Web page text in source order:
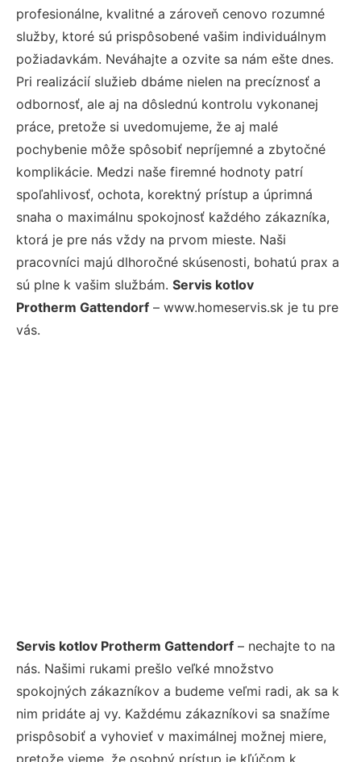
profesionálne, kvalitné a zároveň cenovo rozumné
služby, ktoré sú prispôsobené vašim individuálnym
požiadavkám. Neváhajte a ozvite sa nám ešte dnes.
Pri realizácií služieb dbáme nielen na precíznosť a
odbornosť, ale aj na dôslednú kontrolu vykonanej
práce, pretože si uvedomujeme, že aj malé
pochybenie môže spôsobiť nepríjemné a zbytočné
komplikácie. Medzi naše firemné hodnoty patrí
spoľahlivosť, ochota, korektný prístup a úprimná
snaha o maximálnu spokojnosť každého zákazníka,
ktorá je pre nás vždy na prvom mieste. Naši
pracovníci majú dlhoročné skúsenosti, bohatú prax a
sú plne k vašim službám. Servis kotlov
Protherm Gattendorf – www.homeservis.sk je tu pre
vás.
Servis kotlov Protherm Gattendorf – nechajte to na
nás. Našimi rukami prešlo veľké množstvo
spokojných zákazníkov a budeme veľmi radi, ak sa k
nim pridáte aj vy. Každému zákazníkovi sa snažíme
prispôsobiť a vyhovieť v maximálnej možnej miere,
pretože vieme, že osobný prístup je kľúčom k